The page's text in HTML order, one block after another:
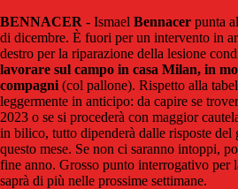
BENNACER - Ismael Bennacer punta
di dicembre. È fuori per un intervento in
destro per la riparazione della lesione
lavorare sul campo in casa Milan, in
compagni (col pallone). Rispetto alla
leggermente in anticipo: da capire se
2023 o se si procederà con maggior
in bilico, tutto dipenderà dalle risposte del
questo mese. Se non ci saranno intoppi,
fine anno. Grosso punto interrogativo per
saprà di più nelle prossime settimane.